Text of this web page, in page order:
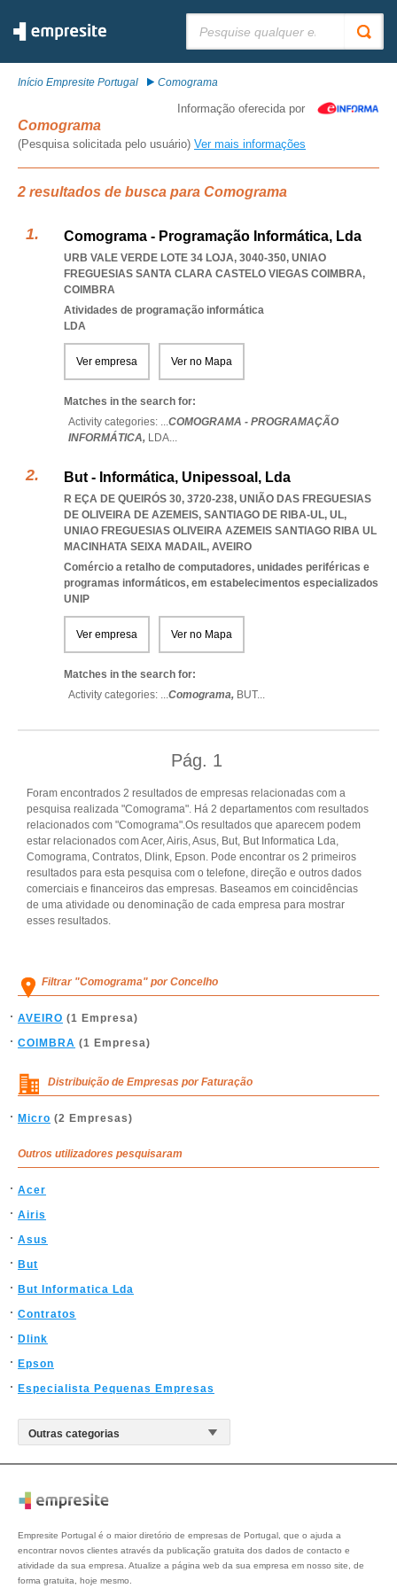
Início Empresite Portugal Comograma
Informação oferecida por
Comograma
(Pesquisa solicitada pelo usuário) Ver mais informações
2 resultados de busca para Comograma
Comograma - Programação Informática, Lda
URB VALE VERDE LOTE 34 LOJA, 3040-350, UNIAO
FREGUESIAS SANTA CLARA CASTELO VIEGAS COIMBRA,
COIMBRA
Atividades de programação informática
LDA
Ver empresa Ver no Mapa
Matches in the search for:
Activity categories: ...COMOGRAMA - PROGRAMAÇÃO
INFORMÁTICA, LDA...
But - Informática, Unipessoal, Lda
R EÇA DE QUEIRÓS 30, 3720-238, UNIÃO DAS FREGUESIAS
DE OLIVEIRA DE AZEMEIS, SANTIAGO DE RIBA-UL, UL,
UNIAO FREGUESIAS OLIVEIRA AZEMEIS SANTIAGO RIBA UL
MACINHATA SEIXA MADAIL, AVEIRO
Comércio a retalho de computadores, unidades periféricas e
programas informáticos, em estabelecimentos especializados
UNIP
Ver empresa Ver no Mapa
Matches in the search for:
Activity categories: ...Comograma, BUT...
Pág. 1
Foram encontrados 2 resultados de empresas relacionadas com a
pesquisa realizada "Comograma". Há 2 departamentos com resultados
relacionados com "Comograma".Os resultados que aparecem podem
estar relacionados com Acer, Airis, Asus, But, But Informatica Lda,
Comograma, Contratos, Dlink, Epson. Pode encontrar os 2 primeiros
resultados para esta pesquisa com o telefone, direção e outros dados
comerciais e financeiros das empresas. Baseamos em coincidências
de uma atividade ou denominação de cada empresa para mostrar
esses resultados.
Filtrar "Comograma" por Concelho
AVEIRO (1 Empresa)
COIMBRA (1 Empresa)
Distribuição de Empresas por Faturação
Micro (2 Empresas)
Outros utilizadores pesquisaram
Acer
Airis
Asus
But
But Informatica Lda
Contratos
Dlink
Epson
Especialista Pequenas Empresas
Empresite Portugal é o maior diretório de empresas de Portugal, que o ajuda a
encontrar novos clientes através da publicação gratuita dos dados de contacto e
atividade da sua empresa. Atualize a página web da sua empresa em nosso site, de
forma gratuita, hoje mesmo.